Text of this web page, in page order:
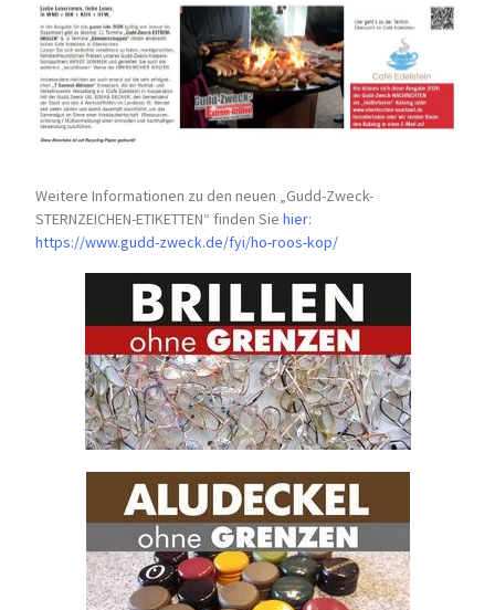
Weitere Informationen zu den neuen „Gudd-Zweck-
STERNZEICHEN-ETIKETTEN“ finden Siehier:
https://www.gudd-zweck.de/fyi/ho-roos-kop/